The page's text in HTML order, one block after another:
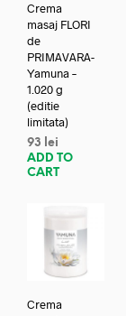
Crema
masaj FLORI
de
PRIMAVARA-
Yamuna –
1.020 g
(editie
limitata)
93
lei
ADD TO
CART
Crema